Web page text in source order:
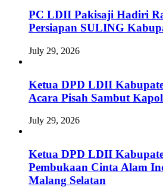
PC LDII Pakisaji Hadiri
Persiapan SULING
July 29, 2026
Ketua DPD LDII
Acara Pisah Sambut
July 29, 2026
Ketua DPD LDII
Pembukaan Cinta Alam
Malang Selatan